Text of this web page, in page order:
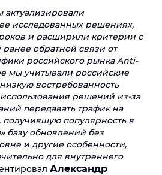
исследованных решени­ях,
и расширили критерии с
обратной связи от
российского рынка Anti-
мы учитывали российские
востребованность
решений из-за
передавать трафик на
получившую популярность в
базу обновлений без
и другие особенности,
для внутреннего
Александр